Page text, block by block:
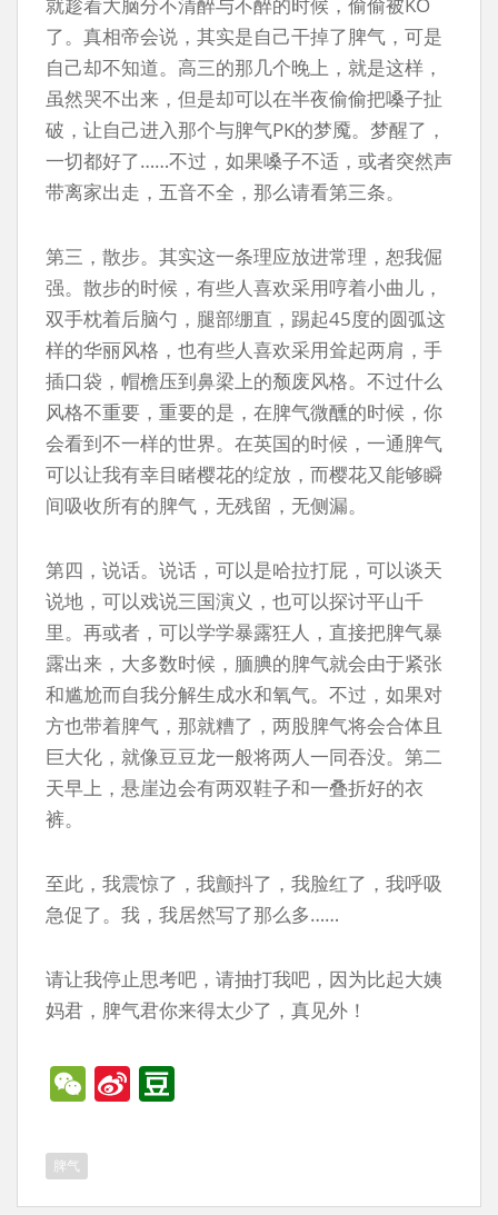
了。真相帝会说，其实是自己干掉了脾气，可是
自己却不知道。高三的那几个晚上，就是这样，
虽然哭不出来，但是却可以在半夜偷偷把嗓子扯
破，让自己进入那个与脾气PK的梦魇。梦醒了，
一切都好了……不过，如果嗓子不适，或者突然声
带离家出走，五音不全，那么请看第三条。
第三，散步。其实这一条理应放进常理，恕我倔
强。散步的时候，有些人喜欢采用哼着小曲儿，
双手枕着后脑勺，腿部绷直，踢起45度的圆弧这
样的华丽风格，也有些人喜欢采用耸起两肩，手
插口袋，帽檐压到鼻梁上的颓废风格。不过什么
风格不重要，重要的是，在脾气微醺的时候，你
会看到不一样的世界。在英国的时候，一通脾气
可以让我有幸目睹樱花的绽放，而樱花又能够瞬
间吸收所有的脾气，无残留，无侧漏。
第四，说话。说话，可以是哈拉打屁，可以谈天
说地，可以戏说三国演义，也可以探讨平山千
里。再或者，可以学学暴露狂人，直接把脾气暴
露出来，大多数时候，腼腆的脾气就会由于紧张
和尴尬而自我分解生成水和氧气。不过，如果对
方也带着脾气，那就糟了，两股脾气将会合体且
巨大化，就像豆豆龙一般将两人一同吞没。第二
天早上，悬崖边会有两双鞋子和一叠折好的衣
裤。
至此，我震惊了，我颤抖了，我脸红了，我呼吸
急促了。我，我居然写了那么多……
请让我停止思考吧，请抽打我吧，因为比起大姨
妈君，脾气君你来得太少了，真见外！
W
e
C
h
Si
n
脾气